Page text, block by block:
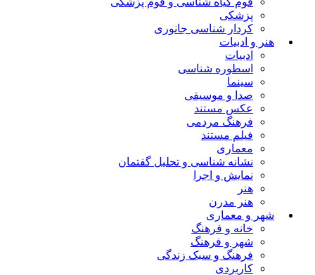
پزشکی
کردار شناسی جانوری
هنر و ادبیات
ادبیات
اسطوره شناسی
سینما
صدا و موسیقی
عکس مستند
فرهنگ مردمی
فیلم مستند
معماری
نشانه شناسی و تحلیل گفتمان
نمایش و اجرا
هنر
هنر مدرن
شهر و معماری
خانه و فرهنگ
شهر و فرهنگ
فرهنگ و سبک زندگی
کاربردی